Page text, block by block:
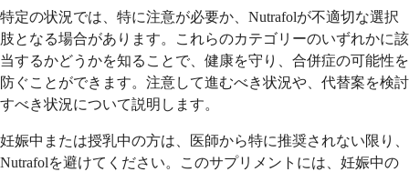
特定の状況では、特に注意が必要か、Nutrafolが不適切な選択
肢となる場合があります。これらのカテゴリーのいずれかに該
当するかどうかを知ることで、健康を守り、合併症の可能性を
防ぐことができます。注意して進むべき状況や、代替案を検討
すべき状況について説明します。
妊娠中または授乳中の方は、医師から特に推奨されない限り、
Nutrafolを避けてください。このサプリメントには、妊娠中の